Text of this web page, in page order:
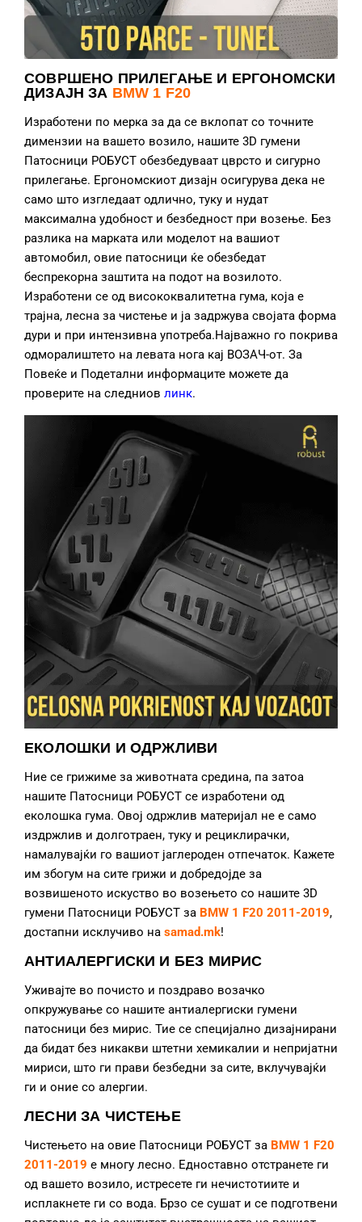
СОВРШЕНО ПРИЛЕГАЊЕ И ЕРГОНОМСКИ
ДИЗАЈН ЗА BMW 1 F20
Изработени по мерка за да се вклопат со точните
димензии на вашето возило, нашите 3D гумени
Патосници РОБУСТ обезбедуваат цврсто и сигурно
прилегање. Ергономскиот дизајн осигурува дека не
само што изгледаат одлично, туку и нудат
максимална удобност и безбедност при возење. Без
разлика на марката или моделот на вашиот
автомобил, овие патосници ќе обезбедат
беспрекорна заштита на подот на возилото.
Изработени се од висококвалитетна гума, која е
трајна, лесна за чистење и ја задржува својата форма
дури и при интензивна употреба.Најважно го покрива
одморалиштето на левата нога кај ВОЗАЧ-от. За
Повеќе и Подетални информаците можете да
проверите на следниов линк.
ЕКОЛОШКИ И ОДРЖЛИВИ
Ние се грижиме за животната средина, па затоа
нашите Патосници РОБУСТ се изработени од
еколошка гума. Овој одржлив материјал не е само
издржлив и долготраен, туку и рециклирачки,
намалувајќи го вашиот јаглероден отпечаток. Кажете
им збогум на сите грижи и добредојде за
возвишеното искуство во возењето со нашите 3D
гумени Патосници РОБУСТ за BMW 1 F20 2011-2019,
достапни исклучиво на samad.mk!
АНТИАЛЕРГИСКИ И БЕЗ МИРИС
Уживајте во почисто и поздраво возачко
опкружување со нашите антиалергиски гумени
патосници без мирис. Тие се специјално дизајнирани
да бидат без никакви штетни хемикалии и непријатни
мириси, што ги прави безбедни за сите, вклучувајќи
ги и оние со алергии.
ЛЕСНИ ЗА ЧИСТЕЊЕ
Чистењето на овие Патосници РОБУСТ за BMW 1 F20
2011-2019 е многу лесно. Едноставно отстранете ги
од вашето возило, истресете ги нечистотиите и
исплакнете ги со вода. Брзо се сушат и се подготвени